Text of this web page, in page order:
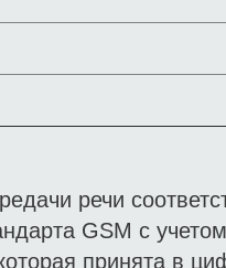
речи
GSM с
принята в